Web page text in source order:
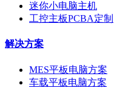
迷你小电脑主机
工控主板PCBA定制
解决方案
MES平板电脑方案
车载平板电脑方案